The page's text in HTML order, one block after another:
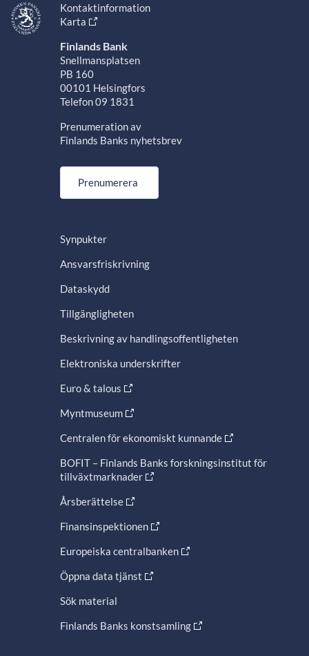
Kontaktinformation
Karta
Finlands Bank
Snellmansplatsen
PB 160
00101 Helsingfors
Telefon 09 1831
Prenumeration av
Finlands Banks nyhetsbrev
Prenumerera
Synpukter
Ansvarsfriskrivning
Dataskydd
Tillgängligheten
Beskrivning av handlingsoffentligheten
Elektroniska underskrifter
Euro & talous
Myntmuseum
Centralen för ekonomiskt kunnande
BOFIT – Finlands Banks forskningsinstitut för
tillväxtmarknader
Årsberättelse
Finansinspektionen
Europeiska centralbanken
Öppna data tjänst
Sök material
Finlands Banks konstsamling